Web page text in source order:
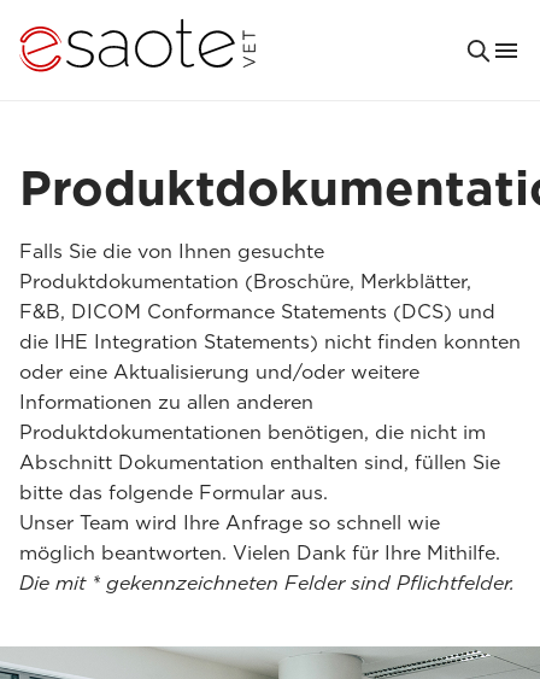
Falls Sie die von Ihnen gesuchte
Produktdokumentation (Broschüre, Merkblätter,
F&B, DICOM Conformance Statements (DCS) und
die IHE Integration Statements) nicht finden konnten
oder eine Aktualisierung und/oder weitere
Informationen zu allen anderen
Produktdokumentationen benötigen, die nicht im
Abschnitt Dokumentation enthalten sind, füllen Sie
bitte das folgende Formular aus.
Unser Team wird Ihre Anfrage so schnell wie
möglich beantworten. Vielen Dank für Ihre Mithilfe.
Die mit * gekennzeichneten Felder sind Pflichtfelder.